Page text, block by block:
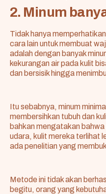
2. Minum
Tidak hanya
cara lain untuk membuat
adalah dengan banyak
kekurangan air pada kulit
dan bersisik hingga
Itu sebabnya, minum
membersihkan tubuh dan
bahkan mengatakan
udara, kulit mereka terlihat
ada penelitian yang
Metode ini tidak akan
begitu, orang yang